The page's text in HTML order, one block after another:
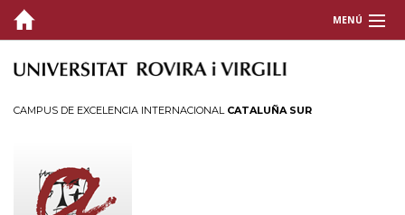
MENÚ
GRUPO
INSTALACIONES
CAMPUS DE EXCELENCIA INTERNACIONAL CATALUÑA SUR